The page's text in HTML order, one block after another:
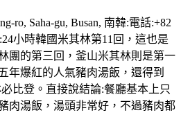
ro, Saha-gu, Busan, 南韓:電話:+82
小時韓國米其林第11回，這也是
團的第三回，釜山米其林則是第一
年爆紅的人氣豬肉湯飯，還得到
比登。直接說結論:餐廳基本上只
肉湯飯，湯頭非常好，不過豬肉都